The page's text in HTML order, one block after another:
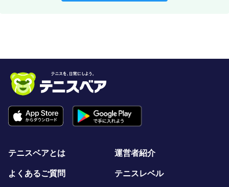
テニスベアとは 運営者紹介
よくあるご質問 テニスレベル